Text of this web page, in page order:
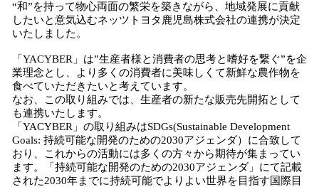
“和”を持って物心両面の繁栄を築きながら、地域発展に貢献
したいと意気込むネッツトヨタ鹿児島株式会社の連携が決定
いたしました。
「YACYBER」は”生産者様と消費者の思考と嗜好を繋ぐ”を企
業理念とし、より多くの消費者に美味しくて新鮮な農作物を
食べていただきたいと考えています。
なお、この取り組みでは、⽣産者の新たな販売先開拓として
も連携いたします。
「YACYBER」の取り組みはSDGs(Sustainable Development
Goals: 持続可能な開発のための2030アジェンダ）に合致して
おり、これからの活動には多くの方々から期待が集まってい
ます。「持続可能な開発のための2030アジェンダ」にて記載
された2030年までに持続可能でよりよい世界を目指す国際目